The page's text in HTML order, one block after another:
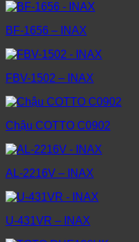
BF-1656 – INAX
FBV-1502 – INAX
Chậu COTTO C0902
AL-2216V – INAX
U-431VR – INAX